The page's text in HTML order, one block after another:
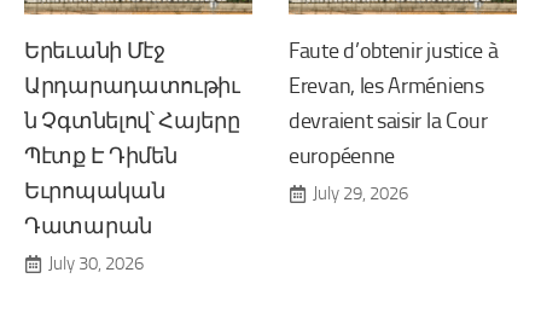
Երեւանի Մէջ
Արդարադատութիւ
ն Չգտնելով՝ Հայերը
Պէտք Է Դիմեն
Եւրոպական
Դատարան
July 30, 2026
Faute d’obtenir justice à
Erevan, les Arméniens
devraient saisir la Cour
européenne
July 29, 2026